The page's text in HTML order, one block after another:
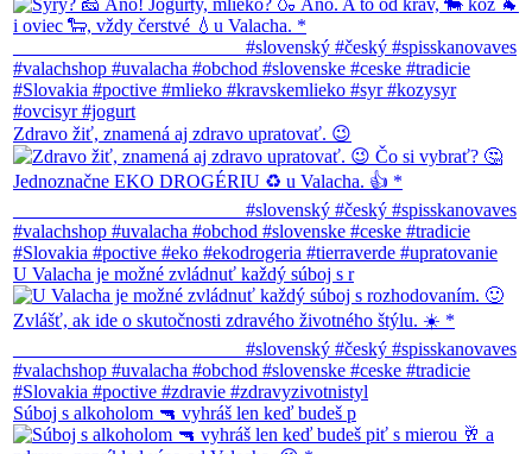
Zdravo žiť, znamená aj zdravo upratovať. 😉
U Valacha je možné zvládnuť každý súboj s r
Súboj s alkoholom 🔫 vyhráš len keď budeš p